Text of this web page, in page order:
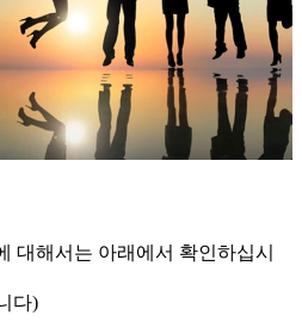
대해서는 아래에서 확인하십시
다)